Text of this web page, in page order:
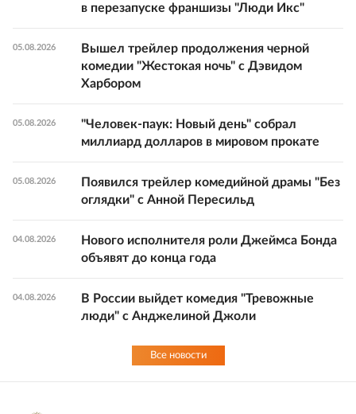
в перезапуске франшизы "Люди Икс"
05.08.2026
Вышел трейлер продолжения черной
комедии "Жестокая ночь" с Дэвидом
Харбором
05.08.2026
"Человек-паук: Новый день" собрал
миллиард долларов в мировом прокате
05.08.2026
Появился трейлер комедийной драмы "Без
оглядки" с Анной Пересильд
04.08.2026
Нового исполнителя роли Джеймса Бонда
объявят до конца года
04.08.2026
В России выйдет комедия "Тревожные
люди" с Анджелиной Джоли
Все новости